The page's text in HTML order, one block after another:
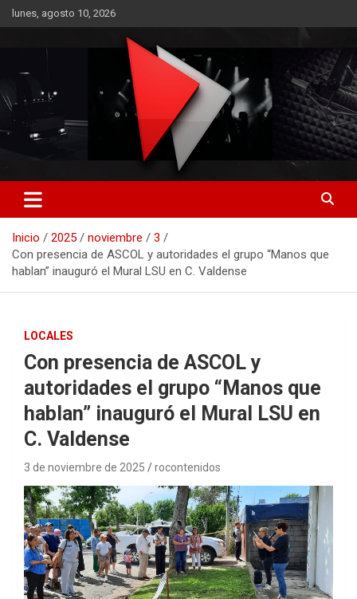
Saltar
al
lunes, agosto 10, 2026
RO CONTENIDOS
Inicio 2025 noviembre
3
Con presencia de ASCOL y autoridades el grupo “Manos que
hablan” inauguró el Mural LSU en C. Valdense
LOCALES
Con presencia de ASCOL y
autoridades el grupo “Manos que
hablan” inauguró el Mural LSU en
C. Valdense
3 de noviembre de 2025 rocontenidos